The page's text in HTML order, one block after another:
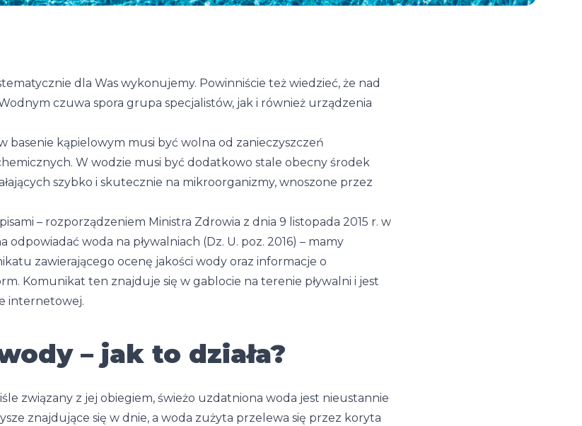
dla Was wykonujemy. Powinniście też wiedzieć, że nad
czuwa spora grupa specjalistów, jak i również urządzenia
basenie kąpielowym musi być wolna od zanieczyszczeń
W wodzie musi być dodatkowo stale obecny środek
szybko i skutecznie na mikroorganizmy, wnoszone przez
– rozporządzeniem Ministra Zdrowia z dnia 9 listopada 2015 r. w
odpowiadać woda na pływalniach (Dz. U. poz. 2016) – mamy
zawierającego ocenę jakości wody oraz informacje o
Komunikat ten znajduje się w gablocie na terenie pływalni i jest
internetowej.
– jak to działa?
związany z jej obiegiem, świeżo uzdatniona woda jest nieustannie
znajdujące się w dnie, a woda zużyta przelewa się przez koryta